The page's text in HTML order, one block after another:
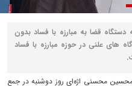
قضا به مبارزه با فساد بدون
های علنی در حوزه مبارزه با فساد
محسنی اژه‌ای روز دوشنبه در جمع